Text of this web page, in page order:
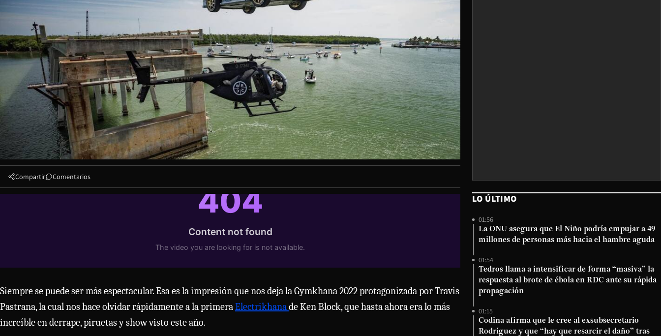
Compartir Comentarios
Siempre se puede ser más espectacular. Esa es la impresión que nos deja la Gymkhana 2022 protagonizada por Travis
Pastrana, la cual nos hace olvidar rápidamente a la primeraElectrikhanade Ken Block, que hasta ahora era lo más
increíble en derrape, piruetas y show visto este año.
LO ÚLTIMO
01:56
La ONU asegura que El Niño podría empujar a 49
millones de personas más hacia el hambre aguda
01:54
Tedros llama a intensificar de forma “masiva” la
respuesta al brote de ébola en RDC ante su rápida
propagación
01:15
Codina afirma que le cree al exsubsecretario
Rodríguez y que “hay que resarcir el daño” tras